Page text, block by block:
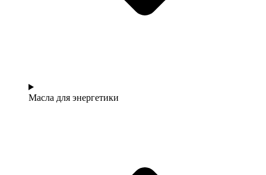
Масла для энергетики